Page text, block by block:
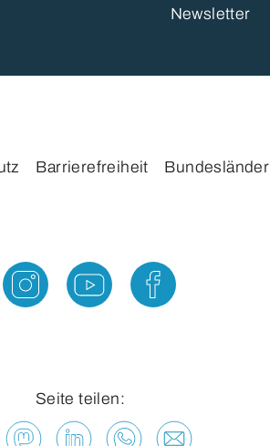
Newsletter
Barrierefreiheit Bundesländer
Seite teilen: